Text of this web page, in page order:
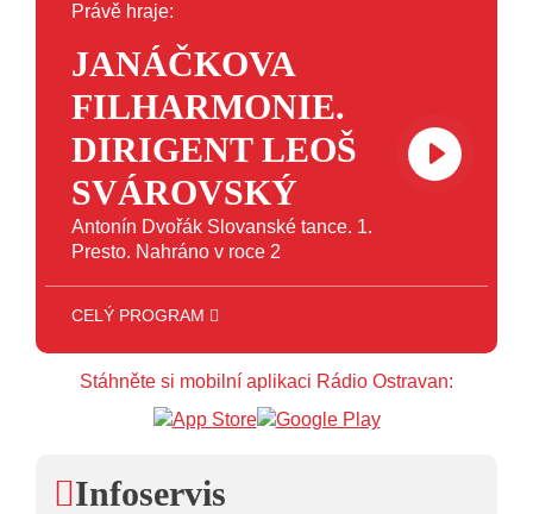
Právě hraje:
JANÁČKOVA
FILHARMONIE.
DIRIGENT LEOŠ
SVÁROVSKÝ
Antonín Dvořák Slovanské tance. 1.
Presto. Nahráno v roce 2
12:00 - 16:00
16:00 - 18:00 JAZZ
18:00 - 23:00 VEČERNÍ MIX
CELÝ PROGRAM
Stáhněte si mobilní aplikaci Rádio Ostravan:
Infoservis